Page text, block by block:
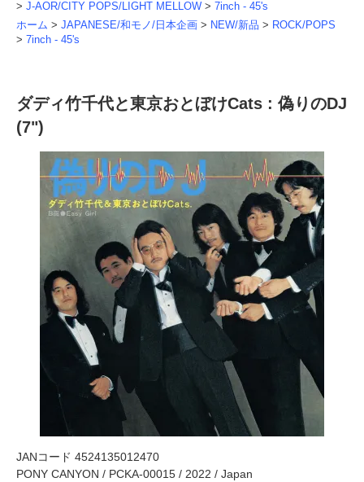
> J-AOR/CITY POPS/LIGHT MELLOW > 7inch - 45's
ホーム > JAPANESE/和モノ/日本企画 > NEW/新品 > ROCK/POPS
> 7inch - 45's
ダディ竹千代と東京おとぼけCats : 偽りのDJ
(7")
JANコード 4524135012470
PONY CANYON / PCKA-00015 / 2022 / Japan